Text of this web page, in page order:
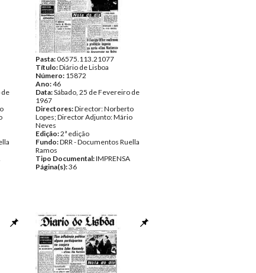
de
Pasta:06575.113.21077
Título:Diário de Lisboa
Número: 15872
Ano:46
Data:Sábado, 25 de Fevereiro de
1967
Directores:Director: Norberto
Lopes; Director Adjunto: Mário
Neves
Edição:2ª edição
Fundo:DRR - Documentos Ruella
Ramos
Tipo Documental:IMPRENSA
Página(s):36